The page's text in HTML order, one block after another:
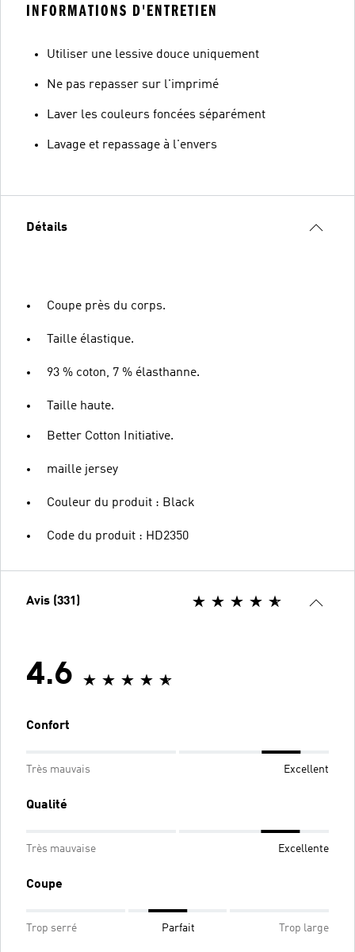
INFORMATIONS D'ENTRETIEN
Utiliser une lessive douce uniquement
Ne pas repasser sur l'imprimé
Laver les couleurs foncées séparément
Lavage et repassage à l'envers
Détails
Coupe près du corps.
Taille élastique.
93 % coton, 7 % élasthanne.
Taille haute.
Better Cotton Initiative.
maille jersey
Couleur du produit : Black
Code du produit : HD2350
Avis (331)
4.6
Confort
Très mauvais Excellent
Qualité
Très mauvaise Excellente
Coupe
Trop serré Parfait Trop large